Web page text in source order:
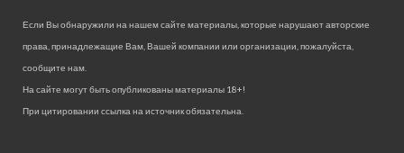
Если Вы обнаружили на нашем сайте материалы, которые нарушают авторские
права, принадлежащие Вам, Вашей компании или организации, пожалуйста,
сообщите нам.
На сайте могут быть опубликованы материалы 18+!
При цитировании ссылка на источник обязательна.